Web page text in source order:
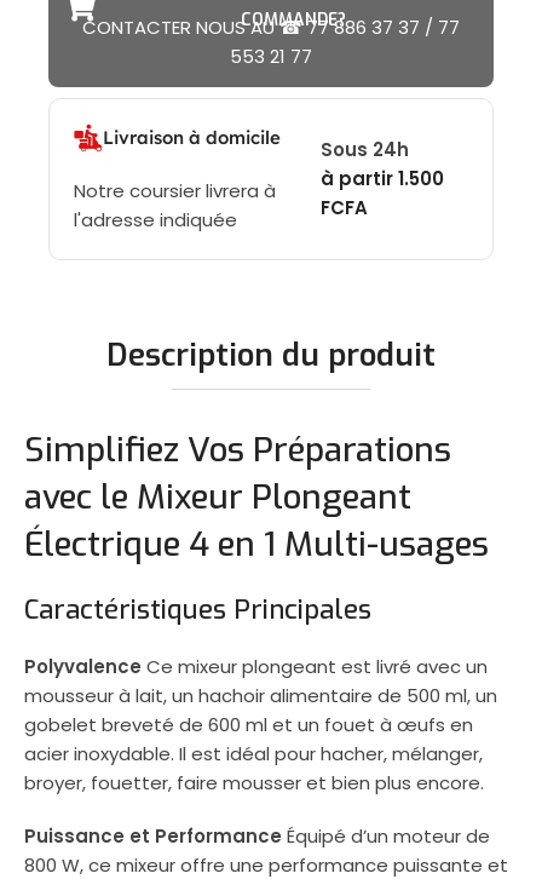
COMMANDE?
CONTACTER NOUS AU ☎ 77 886 37 37 / 77
553 21 77
Livraison à domicile
Notre coursier livrera à
l'adresse indiquée
Sous 24h
à partir 1.500
FCFA
Description du produit
Simplifiez Vos Préparations
avec le Mixeur Plongeant
Électrique 4 en 1 Multi-usages
Caractéristiques Principales
Polyvalence Ce mixeur plongeant est livré avec un
mousseur à lait, un hachoir alimentaire de 500 ml, un
gobelet breveté de 600 ml et un fouet à œufs en
acier inoxydable. Il est idéal pour hacher, mélanger,
broyer, fouetter, faire mousser et bien plus encore.
Puissance et Performance Équipé d’un moteur de
800 W, ce mixeur offre une performance puissante et